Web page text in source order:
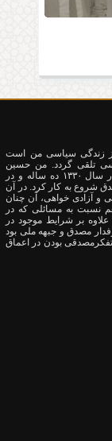
از زندگی سیاسی من است
تلقی گردد. من حسین
موسویان متولد هفدهم اسفند ۱۳۲۰ در تهران هستم. در سال ۱۳۳۰ ده ساله و در
شروع به کار کرد. در آن
آزادی خواهی، آن چنان
نسبت به مسائلی که در
بر شرایط موجود در
مصدق و جبهه ملی بود
تفکرمصدقی بودن در اعماق